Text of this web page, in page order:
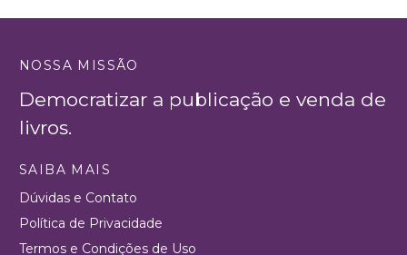
NOSSA MISSÃO
Democratizar a publicação e venda de
livros.
SAIBA MAIS
Dúvidas e Contato
Política de Privacidade
Termos e Condições de Uso